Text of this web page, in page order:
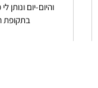
והיום-יום
בתקופת